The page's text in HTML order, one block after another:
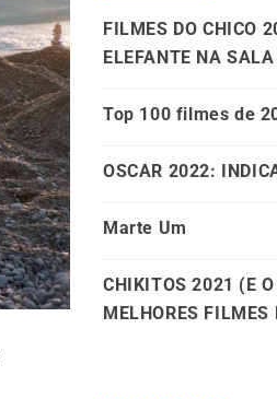
FILMES DO CHICO
ELEFANTE NA SALA
Top 100 filmes de
OSCAR 2022:
Marte Um
CHIKITOS 2021 (E
MELHORES FILMES